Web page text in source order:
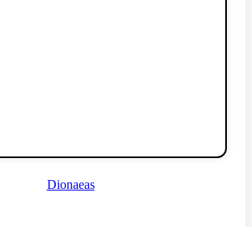
Dionaeas